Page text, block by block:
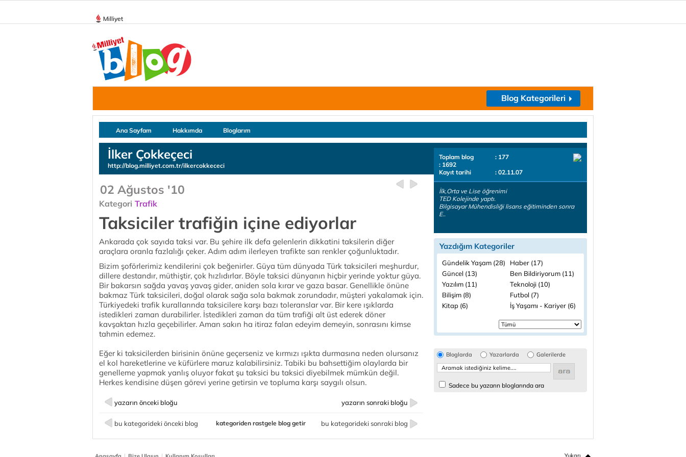
Milliyet
Blog Kategorileri
Ana Sayfam Hakkımda Bloglarım
İlker Çokkeçeci
http://blog.milliyet.com.tr/ilkercokkececi
02 Ağustos '10
Kategori Trafik
Taksiciler trafiğin içine ediyorlar
Ankarada çok sayıda taksi var. Bu şehire ilk defa gelenlerin dikkatini taksilerin diğer
araçlara oranla fazlalığı çeker. Adım adım ilerleyen trafikte sarı renkler çoğunluktadır.
Bizim şoförlerimiz kendilerini çok beğenirler. Güya tüm dünyada Türk taksicileri meşhurdur,
dillere destandır, müthiştir, çok hızlıdırlar. Böyle taksici dünyanın hiçbir yerinde yoktur güya.
Bir bakarsın sağda yavaş yavaş gider, aniden sola kırar ve gaza basar. Genellikle önüne
bakmaz Türk taksicileri, doğal olarak sağa sola bakmak zorundadır, müşteri yakalamak için.
Türkiyedeki trafik kurallarında taksicilere karşı bazı toleranslar var. Bir kere ışıklarda
istedikleri zaman durabilirler. İstedikleri zaman da tüm trafiği alt üst ederek döner
kavşaktan hızla geçebilirler. Aman sakın ha itiraz falan edeyim demeyin, sonrasını kimse
tahmin edemez.
Eğer ki taksicilerden birisinin önüne geçerseniz ve kırmızı ışıkta durmasına neden olursanız
el kol hareketlerine ve küfürlere maruz kalabilirsiniz. Tabiki bu bahsettiğim olaylarda bir
genelleme yapmak yanlış oluyor fakat şu taksici bu taksici diyebilmek mümkün değil.
Herkes kendisine düşen görevi yerine getirsin ve topluma karşı saygılı olsun.
yazarın önceki bloğu yazarın sonraki bloğu
bu kategorideki önceki blog bu kategorideki sonraki blog
kategoriden rastgele blog getir
Toplam blog
: 177
: 1692
Kayıt tarihi
: 02.11.07
İlk,Orta ve Lise öğrenimi
TED Kolejinde yaptı.
Bilgisayar Mühendisliği lisans eğitiminden sonra
E..
Yazdığım Kategoriler
Gündelik Yaşam (28)
Haber (17)
Güncel (13)
Ben Bildiriyorum (11)
Yazılım (11)
Teknoloji (10)
Bilişim (8)
Futbol (7)
Kitap (6)
İş Yaşamı - Kariyer (6)
Bloglarda Yazarlarda Galerilerde
Sadece bu yazarın bloglarında ara
Yukarı